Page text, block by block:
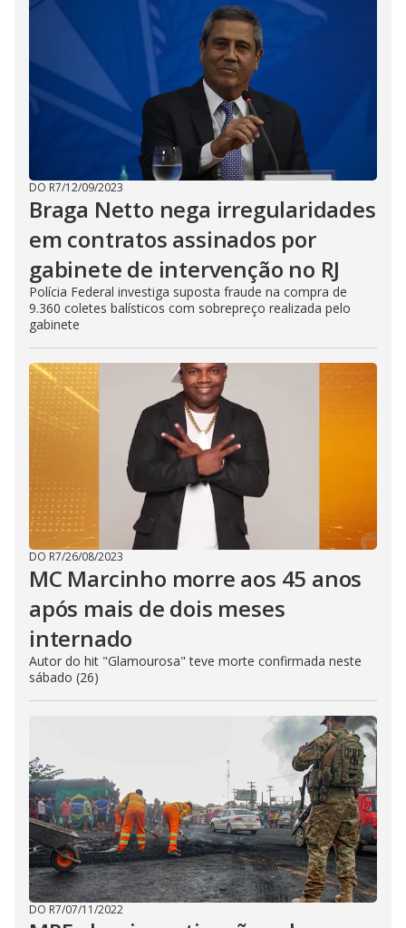
DO R7/12/09/2023
Braga Netto nega irregularidades
em contratos assinados por
gabinete de intervenção no RJ
Polícia Federal investiga suposta fraude na compra de
9.360 coletes balísticos com sobrepreço realizada pelo
gabinete
DO R7/26/08/2023
MC Marcinho morre aos 45 anos
após mais de dois meses
internado
Autor do hit "Glamourosa" teve morte confirmada neste
sábado (26)
DO R7/07/11/2022